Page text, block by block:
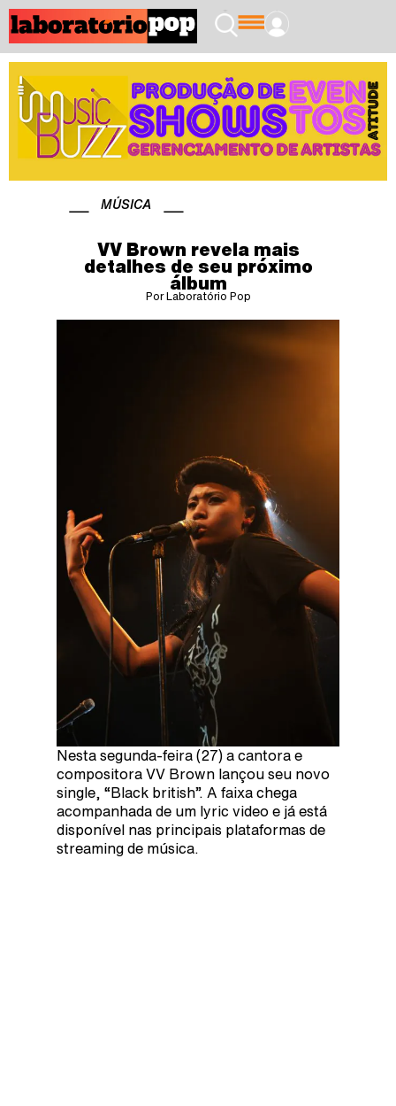
MÚSICA
VV Brown revela mais
detalhes de seu próximo
álbum
Por Laboratório Pop
Nesta segunda-feira (27) a cantora e
compositora VV Brown lançou seu novo
single, “Black british”. A faixa chega
acompanhada de um lyric video e já está
disponível nas principais plataformas de
streaming de música.